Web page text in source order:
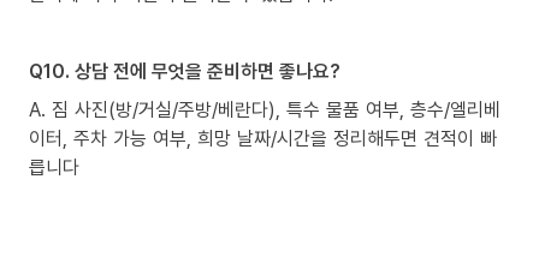
Q10. 상담 전에 무엇을 준비하면 좋나요?
A. 짐 사진(방/거실/주방/베란다), 특수 물품 여부, 층수/엘리베
이터, 주차 가능 여부, 희망 날짜/시간을 정리해두면 견적이 빠
릅니다